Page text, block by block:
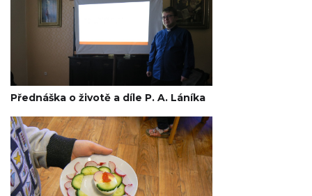
Přednáška o životě a díle P. A. Láníka